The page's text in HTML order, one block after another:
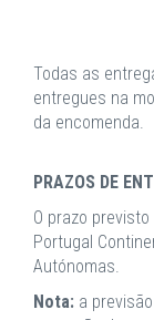
Todas as
entregues na
da encomenda.
PRAZOS DE
O prazo
Portugal
Autónomas.
Nota: a